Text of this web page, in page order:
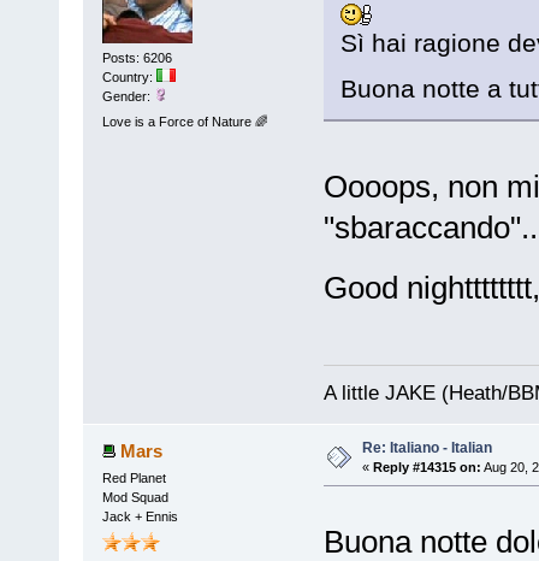
Posts: 6206
Country:
Gender:
Love is a Force of Nature 🌈
Sì hai ragione
Buona notte a
Oooops, non
Good
A little JAKE (Heath/
Mars
Red Planet
Mod Squad
Jack + Ennis
Re: Italiano - Italian
« Reply #14315 on: Aug 20,
Buona notte